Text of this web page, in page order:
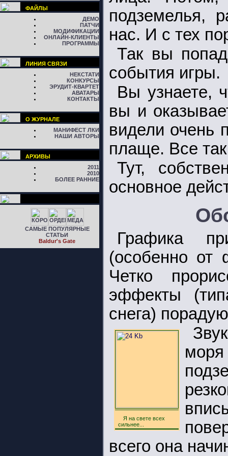
ФАЙЛЫ
ДЕМО
ПАТЧИ
МОДИФИКАЦИИ
ОНЛАЙН-КЛИЕНТЫ
ПРОГРАММЫ
ЛИНИЯ СВЯЗИ
НЕКСТАТИ
КОНКУРСЫ
ЭРУДИТ-КВАРТЕТ
АВАТАРЫ
КОНТАКТЫ
О ЖУРНАЛЕ
МАНИФЕСТ ЛКИ
НАШИ АВТОРЫ
АРХИВЫ
2011
2010
БОЛЕЕ РАННИЕ
САМЫЕ ПОПУЛЯРНЫЕ
СТАТЬИ
Baldur's Gate
подземелья,
нас. И с тех
Так вы
события игры.
Вы узнаете,
вы и
видели очень
плаще. Все
Тут,
основное
Графика
(особенно от
Четко
эффекты
снега)
Я на свете всех
сильнее...
всего она